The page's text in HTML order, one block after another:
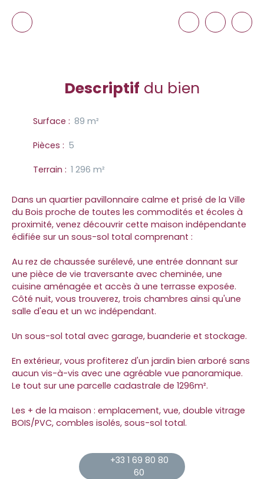
Descriptif du bien
Surface : 89 m²
Pièces : 5
Terrain : 1 296 m²
Dans un quartier pavillonnaire calme et prisé de la Ville
du Bois proche de toutes les commodités et écoles à
proximité, venez découvrir cette maison indépendante
édifiée sur un sous-sol total comprenant :
Au rez de chaussée surélevé, une entrée donnant sur
une pièce de vie traversante avec cheminée, une
cuisine aménagée et accès à une terrasse exposée.
Côté nuit, vous trouverez, trois chambres ainsi qu'une
salle d'eau et un wc indépendant.
Un sous-sol total avec garage, buanderie et stockage.
En extérieur, vous profiterez d'un jardin bien arboré sans
aucun vis-à-vis avec une agréable vue panoramique.
Le tout sur une parcelle cadastrale de 1296m².
Les + de la maison : emplacement, vue, double vitrage
BOIS/PVC, combles isolés, sous-sol total.
+33 1 69 80 80
60